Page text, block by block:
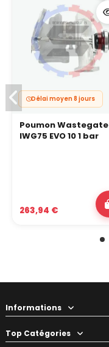
Délai moyen 8 jours
Poumon Wastegate
IWG75 EVO 10 1 bar
263,94 €
Informations
Top Catégories